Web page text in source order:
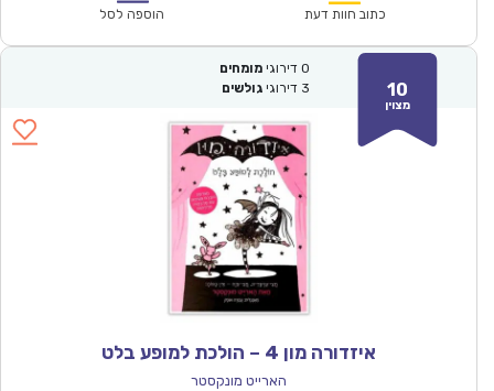
₪61.00.
כתוב חוות דעת הוספה לסל
10
מצוין
0 דירוגי מומחים
3 דירוגי גולשים
איזדורה מון 4 – הולכת למופע בלט
הארייט מונקסטר